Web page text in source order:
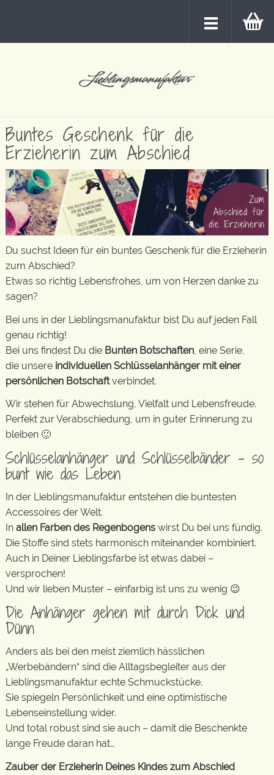
Buntes Geschenk für die
Erzieherin zum Abschied
Du suchst Ideen für ein buntes Geschenk für die Erzieherin
zum Abschied?
Etwas so richtig Lebensfrohes, um von Herzen danke zu
sagen?
Bei uns in der Lieblingsmanufaktur bist Du auf jeden Fall
genau richtig!
Bei uns findest Du die Bunten Botschaften , eine Serie,
die unsere individuellen Schlüsselanhänger mit einer
persönlichen Botschaftverbindet.
Wir stehen für Abwechslung, Vielfalt und Lebensfreude.
Perfekt zur Verabschiedung, um in guter Erinnerung zu
bleiben 🙂
Schlüsselanhänger und Schlüsselbänder – so
bunt wie das Leben
In der Lieblingsmanufaktur entstehen die buntesten
Accessoires der Welt.
In allen Farben des Regenbogens wirst Du bei uns fündig.
Die Stoffe sind stets harmonisch miteinander kombiniert.
Auch in Deiner Lieblingsfarbe ist etwas dabei –
versprochen!
Und wir lieben Muster – einfarbig ist uns zu wenig 😉
Die Anhänger gehen mit durch Dick und
Dünn
Anders als bei den meist ziemlich hässlichen
„Werbebändern“ sind die Alltagsbegleiter aus der
Lieblingsmanufaktur echte Schmuckstücke.
Sie spiegeln Persönlichkeit und eine optimistische
Lebenseinstellung wider.
Und total robust sind sie auch – damit die Beschenkte
lange Freude daran hat…
Zauber der Erzieherin Deines Kindes zum Abschied